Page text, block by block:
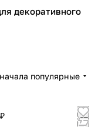
декоративного
популярные